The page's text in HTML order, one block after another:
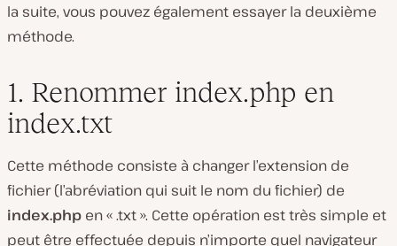
la suite, vous pouvez également essayer la deuxième
méthode.
1. Renommer index.php en
index.txt
Cette méthode consiste à changer l’extension de
fichier (l’abréviation qui suit le nom du fichier) de
index.php en « .txt ». Cette opération est très simple et
peut être effectuée depuis n’importe quel navigateur